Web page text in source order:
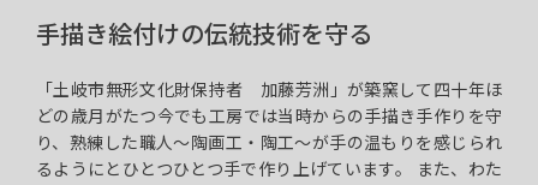
手描き絵付けの伝統技術を守る
「土岐市無形文化財保持者 加藤芳洲」が築窯して四十年ほ
どの歳月がたつ今でも工房では当時からの手描き手作りを守
り、熟練した職人～陶画工・陶工～が手の温もりを感じられ
るようにとひとつひとつ手で作り上げています。 また、わた